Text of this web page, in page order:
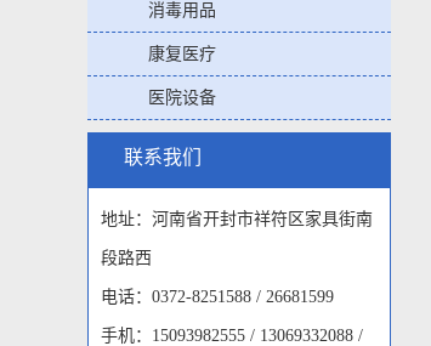
消毒用品
康复医疗
医院设备
联系我们
地址：河南省开封市祥符区家具街南
段路西
电话：0372-8251588 / 26681599
手机：15093982555 / 13069332088 /